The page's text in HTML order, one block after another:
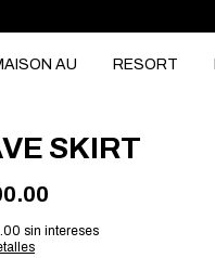
AU RESORT
SKIRT
sin intereses